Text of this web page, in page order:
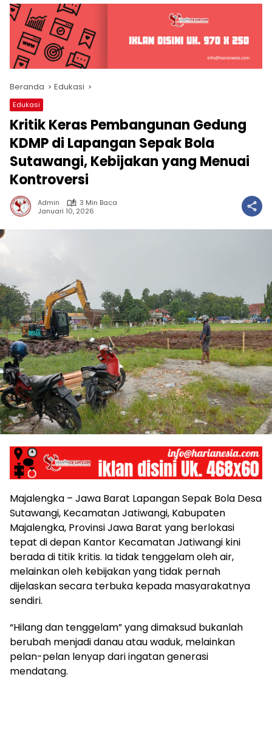
Beranda Edukasi
Edukasi
Kritik Keras Pembangunan Gedung
KDMP di Lapangan Sepak Bola
Sutawangi, Kebijakan yang Menuai
Kontroversi
Admin
3 Min Baca
Januari 10, 2026
Majalengka – Jawa Barat Lapangan Sepak Bola Desa
Sutawangi, Kecamatan Jatiwangi, Kabupaten
Majalengka, Provinsi Jawa Barat yang berlokasi
tepat di depan Kantor Kecamatan Jatiwangi kini
berada di titik kritis. Ia tidak tenggelam oleh air,
melainkan oleh kebijakan yang tidak pernah
dijelaskan secara terbuka kepada masyarakatnya
sendiri.
“Hilang dan tenggelam” yang dimaksud bukanlah
berubah menjadi danau atau waduk, melainkan
pelan-pelan lenyap dari ingatan generasi
mendatang.